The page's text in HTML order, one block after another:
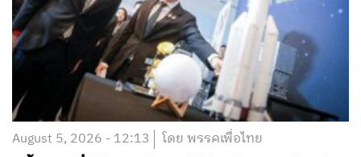
August 5, 2026 - 12:13 โดย พรรคเพื่อไทย